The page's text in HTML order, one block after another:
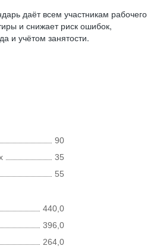
даёт всем участникам рабочего
и снижает риск ошибок,
и учётом занятости.
90
35
55
440,0
396,0
264,0